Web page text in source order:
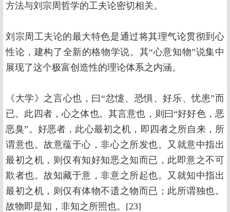
方法与刘宗周哲学的工夫论密切相关。
刘宗周工夫论的最大特色是通过将其理气论贯彻到心
性论，建构了全新的格物学说。其“心意知物”说集中
展现了这个极富创造性的理论体系之内涵。
《大学》之言心也，曰“忿懥、恐惧、好乐、忧患”而
已。此四者，心之体也。其言意也，则曰“好好色，恶
恶臭”。好恶者，此心最初之机，即四者之所自来，所
谓意也。故意蕴于心，非心之所发也。又就意中指出
最初之机，则仅有知好知恶之知而已，此即意之不可
欺者也。故知藏于意，非意之所起也。又就知中指出
最初之机，则仅有体物不遗之物而已；此所谓独也。
故物即是知，非知之所照也。[23]